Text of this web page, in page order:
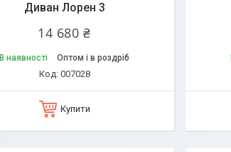
Диван Лорен 3
14 680 ₴
В наявності Оптом і в роздріб
007028
Купити